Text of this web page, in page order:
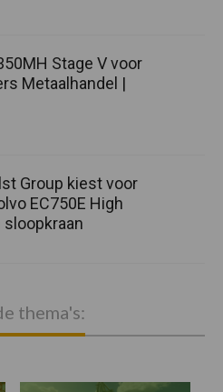
Stage V voor
Metaalhandel |
Group kiest voor
EC750E High
sloopkraan
thema's: